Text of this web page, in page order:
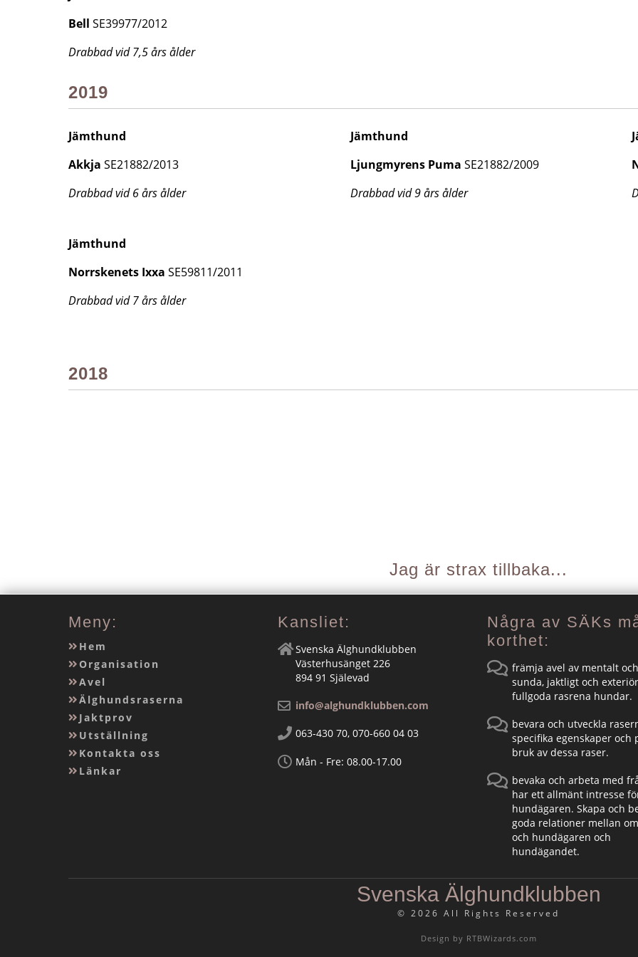
Bell SE39977/2012
Drabbad vid 7,5 års ålder
2019
Jämthund
Akkja SE21882/2013
Drabbad vid 6 års ålder
Jämthund
Ljungmyrens Puma SE21882/2009
Drabbad vid 9 års ålder
Jämthund
Norrskenets Ixxa SE59811/2011
Drabbad vid 7 års ålder
2018
Jag är strax tillbaka...
Meny:
Hem
Organisation
Avel
Älghundsraserna
Jaktprov
Utställning
Kontakta oss
Länkar
Kansliet:
Svenska Älghundklubben
Västerhusänget 226
894 91 Själevad
info@alghundklubben.com
063-430 70, 070-660 04 03
Mån - Fre: 08.00-17.00
Några av SÄKs
korthet:
främja avel av mentalt
sunda, jaktligt och
fullgoda rasrena hundar.
bevara och utveckla
specifika egenskaper och
bruk av dessa raser.
bevaka och arbeta med
har ett allmänt intresse
hundägaren. Skapa och
goda relationer mellan
och hundägaren och
hundägandet.
Svenska Älghundklubben
© 2026 All Rights Reserved
Design by RTBWizards.com